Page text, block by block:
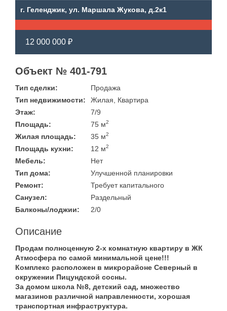
г. Геленджик, ул. Маршала Жукова, д.2к1
12 000 000 ₽
Объект № 401-791
Тип сделки:
Продажа
Тип недвижимости:
Жилая, Квартира
Этаж:
7/9
Площадь:
75 м2
Жилая площадь: 35 м2
Площадь кухни: 12 м2
Мебель:
Нет
Тип дома:
Улучшенной планировки
Ремонт:
Требует капитального
Санузел:
Раздельный
Балконы/лоджии:
2/0
Описание
Продам полноценную 2-х комнатную квартиру в ЖК
Атмосфера по самой минимальной цене!!!
Комплекс расположен в микрорайоне Северный в
окружении Пицундской сосны.
За домом школа №8, детский сад, множество
магазинов различной направленности, хорошая
транспортная инфраструктура.